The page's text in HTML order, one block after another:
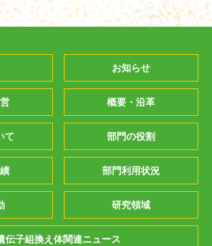
お知らせ
概要・沿革
て 部門の役割
部門利用状況
研究領域
伝子組換え体関連ニュース